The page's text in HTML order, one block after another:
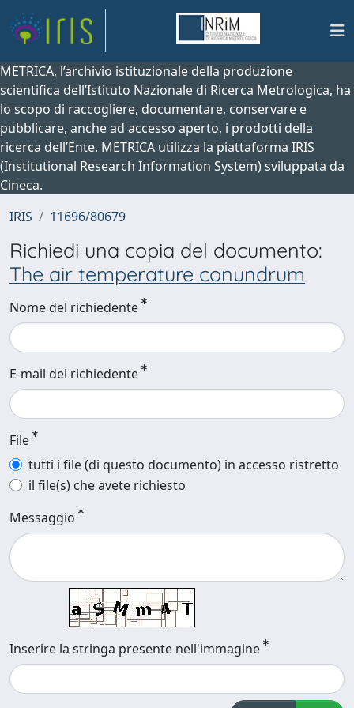
METRICA, l’archivio istituzionale della produzione
scientifica dell’Istituto Nazionale di Ricerca Metrologica, ha
lo scopo di raccogliere, documentare, conservare e
pubblicare, anche ad accesso aperto, i prodotti della
ricerca dell’Ente. METRICA utilizza la piattaforma IRIS
(Institutional Research Information System) sviluppata da
Cineca.
IRIS
11696/80679
Richiedi una copia del documento:
The air temperature conundrum
Nome del richiedente
E-mail del richiedente
File
tutti i file (di questo documento) in accesso ristretto
il file(s) che avete richiesto
Messaggio
Inserire la stringa presente nell'immagine